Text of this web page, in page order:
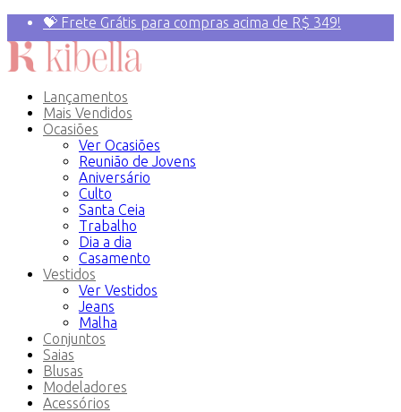
💝 Frete Grátis para compras acima de R$ 349!
Primeira compra? 10% OFF com o Cupom:
PRIMEIRAVEZ
Lançamentos
Mais Vendidos
Ocasiões
Ver Ocasiões
Reunião de Jovens
Aniversário
Culto
Santa Ceia
Trabalho
Dia a dia
Casamento
Vestidos
Ver Vestidos
Jeans
Malha
Conjuntos
Saias
Blusas
Modeladores
Acessórios